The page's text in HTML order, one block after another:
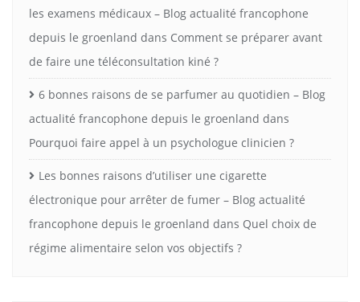
les examens médicaux – Blog actualité francophone
depuis le groenland dans Comment se préparer avant
de faire une téléconsultation kiné ?
6 bonnes raisons de se parfumer au quotidien – Blog
actualité francophone depuis le groenland dans
Pourquoi faire appel à un psychologue clinicien ?
Les bonnes raisons d’utiliser une cigarette
électronique pour arrêter de fumer – Blog actualité
francophone depuis le groenland dans Quel choix de
régime alimentaire selon vos objectifs ?